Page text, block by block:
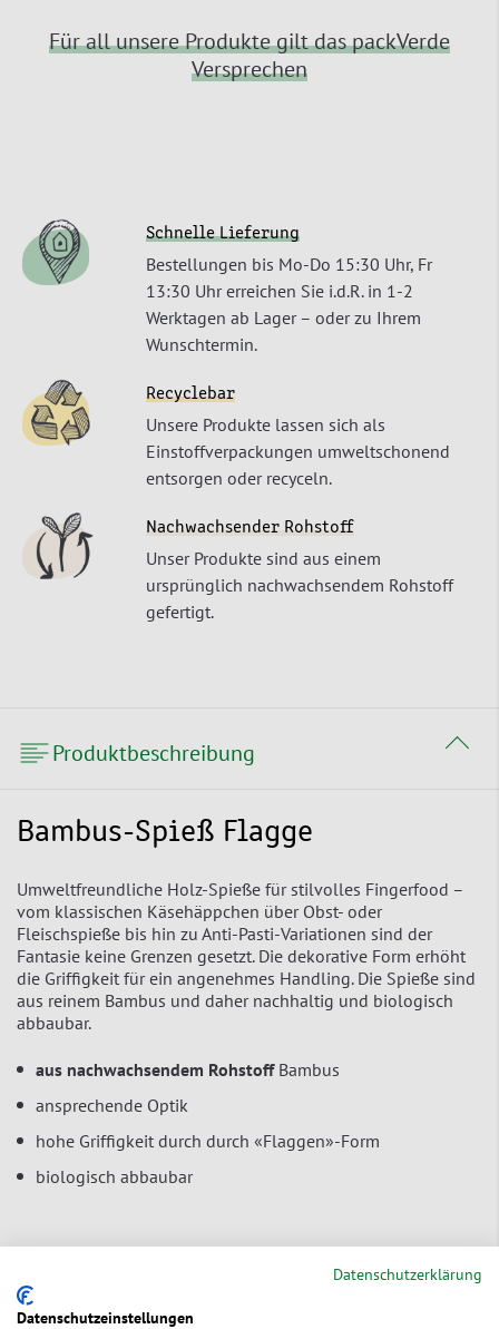
Für all unsere Produkte gilt das packVerde
Versprechen
Schnelle Lieferung
Bestellungen bis Mo-Do 15:30 Uhr, Fr
13:30 Uhr erreichen Sie i.d.R. in 1-2
Werktagen ab Lager – oder zu Ihrem
Wunschtermin.
Recyclebar
Unsere Produkte lassen sich als
Einstoffverpackungen umweltschonend
entsorgen oder recyceln.
Nachwachsender Rohstoff
Unser Produkte sind aus einem
ursprünglich nachwachsendem Rohstoff
gefertigt.
Produktbeschreibung
Bambus-Spieß Flagge
Umweltfreundliche Holz-Spieße für stilvolles Fingerfood –
vom klassischen Käsehäppchen über Obst- oder
Fleischspieße bis hin zu Anti-Pasti-Variationen sind der
Fantasie keine Grenzen gesetzt. Die dekorative Form erhöht
die Griffigkeit für ein angenehmes Handling. Die Spieße sind
aus reinem Bambus und daher nachhaltig und biologisch
abbaubar.
aus nachwachsendem Rohstoff Bambus
ansprechende Optik
hohe Griffigkeit durch durch «Flaggen»-Form
biologisch abbaubar
Serviceverpackung gemäß Verpackungverordnung
Datenschutzerklärung
Datenschutzeinstellungen